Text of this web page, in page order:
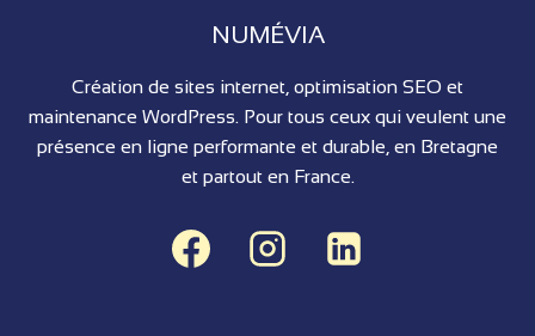
NUMÉVIA
Création de sites internet, optimisation SEO et
maintenance WordPress. Pour tous ceux qui veulent une
présence en ligne performante et durable, en Bretagne
et partout en France.